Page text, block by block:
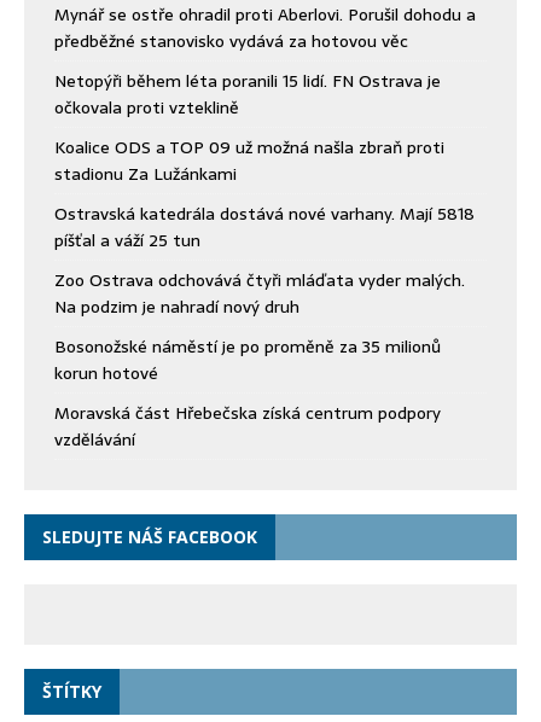
Mynář se ostře ohradil proti Aberlovi. Porušil dohodu a
předběžné stanovisko vydává za hotovou věc
Netopýři během léta poranili 15 lidí. FN Ostrava je
očkovala proti vzteklině
Koalice ODS a TOP 09 už možná našla zbraň proti
stadionu Za Lužánkami
Ostravská katedrála dostává nové varhany. Mají 5818
píšťal a váží 25 tun
Zoo Ostrava odchovává čtyři mláďata vyder malých.
Na podzim je nahradí nový druh
Bosonožské náměstí je po proměně za 35 milionů
korun hotové
Moravská část Hřebečska získá centrum podpory
vzdělávání
SLEDUJTE NÁŠ FACEBOOK
ŠTÍTKY